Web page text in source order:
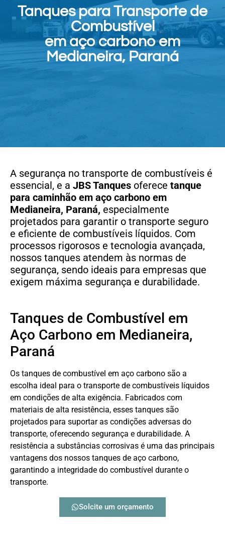
Tanques para Transporte de
Combustível
em aço carbono em
Medianeira, Paraná
A segurança no transporte de combustíveis é
essencial, e a JBS Tanques oferece tanque
para caminhão em aço carbono em
Medianeira, Paraná, especialmente
projetados para garantir o transporte seguro
e eficiente de combustíveis líquidos. Com
processos rigorosos e tecnologia avançada,
nossos tanques atendem às normas de
segurança, sendo ideais para empresas que
exigem máxima segurança e durabilidade.
Tanques de Combustível em
Aço Carbono em Medianeira,
Paraná
Os tanques de combustível em aço carbono são a
escolha ideal para o transporte de combustíveis líquidos
em condições de alta exigência. Fabricados com
materiais de alta resistência, esses tanques são
projetados para suportar as condições adversas do
transporte, oferecendo segurança e durabilidade. A
resistência a substâncias corrosivas é uma das principais
vantagens dos nossos tanques de aço carbono,
garantindo a integridade do combustível durante o
transporte.
Solcite um orçamento